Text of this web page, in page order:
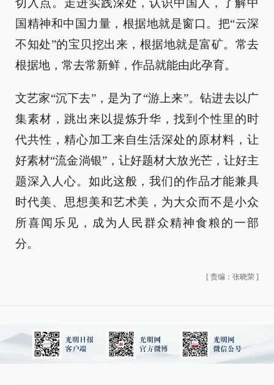
切入点。走进实践深处，认识中国人，了解中
国精神和中国力量，根据地就是窗口。把“云深
不知处”的宝贝挖出来，根据地就是富矿。常去
根据地，常去常新鲜，作品就能由此孕育。
文艺家“沉下去”，是为了“游上来”。钻进去以广
集素材，跳出来以提炼升华，找到个性里的时
代共性，精心加工来自生活深处的原材料，让
好素材“流金淌银”，让好题材大放光芒，让好主
题深入人心。如此这般，我们的作品才能兼具
时代美、思想美和艺术美，为大众而不是小众
所喜闻乐见，成为人民群众精神食粮的一部
分。
[ 责编：张晓荣 ]